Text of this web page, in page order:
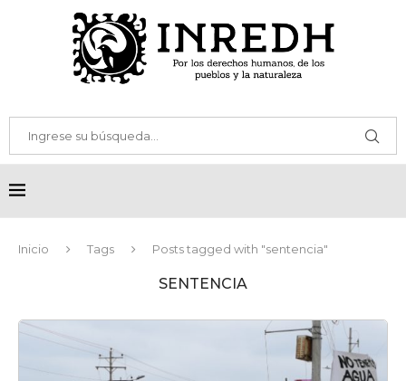
Inicio Tags Posts tagged with "sentencia"
SENTENCIA